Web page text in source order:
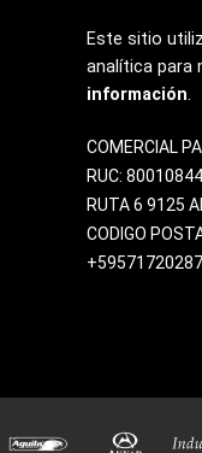
Este sitio
analítica para
información.
COMERCIAL
RUC:
RUTA 6 9125
CODIGO
+59571720287